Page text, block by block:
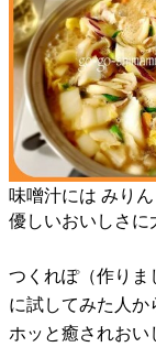
味噌汁には みり
優しいおいしさに
つくれぽ（作りま
に試してみた人か
ホッと癒されおい